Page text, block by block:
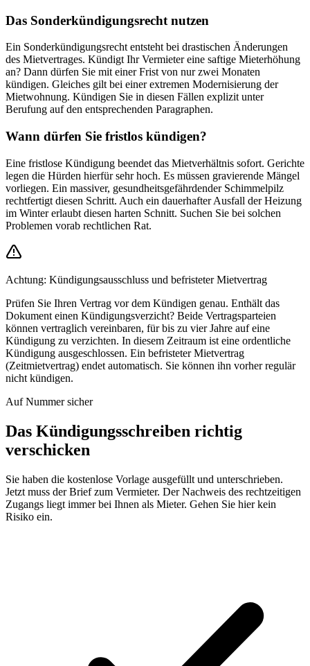
Das Sonderkündigungsrecht nutzen
Ein Sonderkündigungsrecht entsteht bei drastischen Änderungen
des Mietvertrages. Kündigt Ihr Vermieter eine saftige Mieterhöhung
an? Dann dürfen Sie mit einer Frist von nur zwei Monaten
kündigen. Gleiches gilt bei einer extremen Modernisierung der
Mietwohnung. Kündigen Sie in diesen Fällen explizit unter
Berufung auf den entsprechenden Paragraphen.
Wann dürfen Sie fristlos kündigen?
Eine fristlose Kündigung beendet das Mietverhältnis sofort. Gerichte
legen die Hürden hierfür sehr hoch. Es müssen gravierende Mängel
vorliegen. Ein massiver, gesundheitsgefährdender Schimmelpilz
rechtfertigt diesen Schritt. Auch ein dauerhafter Ausfall der Heizung
im Winter erlaubt diesen harten Schnitt. Suchen Sie bei solchen
Problemen vorab rechtlichen Rat.
Achtung: Kündigungsausschluss und befristeter Mietvertrag
Prüfen Sie Ihren Vertrag vor dem Kündigen genau. Enthält das
Dokument einen Kündigungsverzicht? Beide Vertragsparteien
können vertraglich vereinbaren, für bis zu vier Jahre auf eine
Kündigung zu verzichten. In diesem Zeitraum ist eine ordentliche
Kündigung ausgeschlossen. Ein befristeter Mietvertrag
(Zeitmietvertrag) endet automatisch. Sie können ihn vorher regulär
nicht kündigen.
Auf Nummer sicher
Das Kündigungsschreiben richtig
verschicken
Sie haben die kostenlose Vorlage ausgefüllt und unterschrieben.
Jetzt muss der Brief zum Vermieter. Der Nachweis des rechtzeitigen
Zugangs liegt immer bei Ihnen als Mieter. Gehen Sie hier kein
Risiko ein.